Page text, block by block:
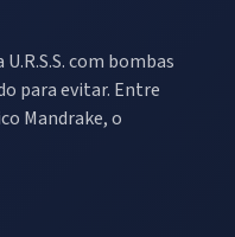
com bombas
para evitar. Entre
Mandrake, o